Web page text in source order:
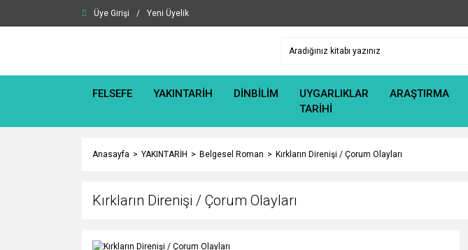
Üye Girişi / Yeni Üyelik
FELSEFE YAKINTARİH DİNBİLİM
UYGARLIKLAR
TARİHİ
ARAŞTIRMA
Anasayfa YAKINTARİH Belgesel Roman Kırkların Direnişi / Çorum Olayları
Kırkların Direnişi / Çorum Olayları